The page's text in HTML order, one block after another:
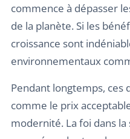
commence à dépasser
de la planète. Si les
croissance sont
environnementaux
Pendant longtemps, ces
comme le prix
modernité. La foi dans